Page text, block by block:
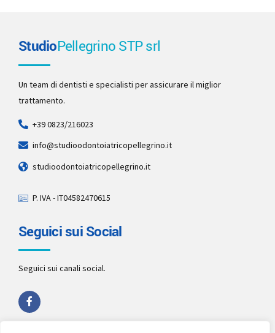
StudioPellegrino STP srl
Un team di dentisti e specialisti per assicurare il miglior
trattamento.
+39 0823/216023
info@studioodontoiatricopellegrino.it
studioodontoiatricopellegrino.it
P. IVA - IT04582470615
Seguici sui Social
Seguici sui canali social.